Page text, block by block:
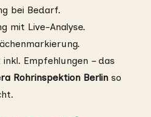
bei Bedarf.
mit Live-Analyse.
Empfehlungen – das
Rohrinspektion Berlin so